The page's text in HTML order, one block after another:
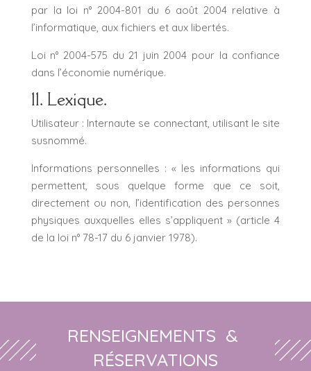
par la loi n° 2004-801 du 6 août 2004 relative à
l’informatique, aux fichiers et aux libertés.
Loi n° 2004-575 du 21 juin 2004 pour la confiance
dans l’économie numérique.
11. Lexique.
Utilisateur : Internaute se connectant, utilisant le site
susnommé.
Informations personnelles : « les informations qui
permettent, sous quelque forme que ce soit,
directement ou non, l’identification des personnes
physiques auxquelles elles s’appliquent » (article 4
de la loi n° 78-17 du 6 janvier 1978).
RENSEIGNEMENTS &
RÉSERVATIONS